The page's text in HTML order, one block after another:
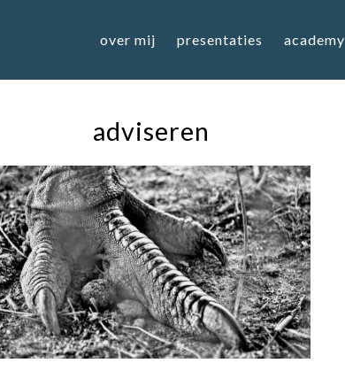
over mij presentaties academy
adviseren